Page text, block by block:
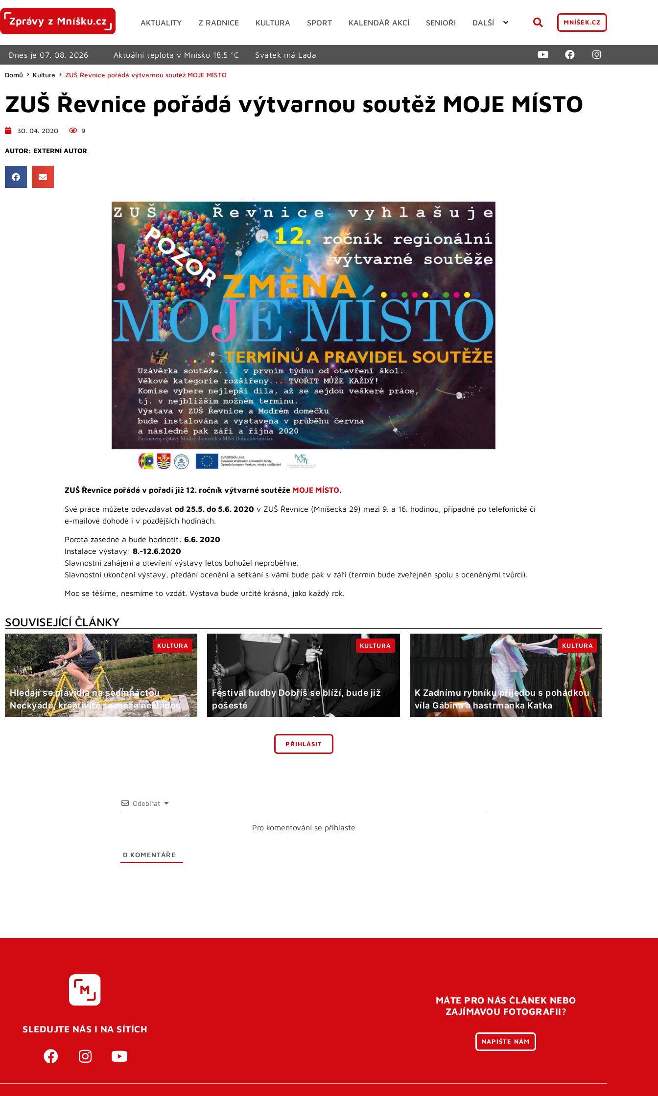
AKTUALITY Z RADNICE KULTURA SPORT KALENDÁŘ AKCÍ SENIOŘI DALŠÍ MNÍŠEK.CZ
Dnes je 07. 08. 2026 Aktuální teplota v Mníšku 18.5 °C Svátek má Lada
Domů Kultura ZUŠ Řevnice pořádá výtvarnou soutěž MOJE MÍSTO
ZUŠ Řevnice pořádá výtvarnou soutěž MOJE MÍSTO
30. 04. 2020 9
AUTOR: EXTERNÍ AUTOR
ZUŠ Řevnice pořádá v pořadí již 12. ročník výtvarné soutěže MOJE MÍSTO.
Své práce můžete odevzdávat od 25.5. do 5.6. 2020 v ZUŠ Řevnice (Mníšecká 29) mezi 9. a 16. hodinou, případně po telefonické či
e-mailové dohodě i v pozdějších hodinách.
Porota zasedne a bude hodnotit: 6.6. 2020
Instalace výstavy: 8.-12.6.2020
Slavnostní zahájení a otevření výstavy letos bohužel neproběhne.
Slavnostní ukončení výstavy, předání ocenění a setkání s vámi bude pak v září (termín bude zveřejněn spolu s oceněnými tvůrci).
Moc se těšíme, nesmíme to vzdát. Výstava bude určitě krásná, jako každý rok.
SOUVISEJÍCÍ ČLÁNKY
Hledají se plavidla na sedmnáctou
Neckyádu, kreativitě se meze nekladou
KULTURA
Festival hudby Dobříš se blíží, bude již
pošesté
KULTURA
K Zadnímu rybníku přijedou s pohádkou
víla Gábina a hastrmanka Katka
KULTURA
PŘIHLÁSIT
Odebírat
Pro komentování se přihlaste
0 KOMENTÁŘE
SLEDUJTE NÁS I NA SÍTÍCH
MÁTE PRO NÁS ČLÁNEK NEBO
ZAJÍMAVOU FOTOGRAFII?
NAPIŠTE NÁM